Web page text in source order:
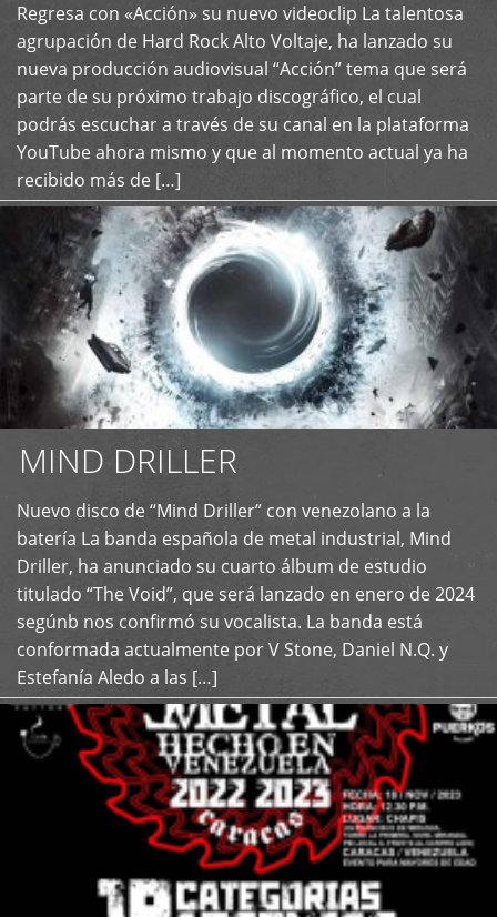
Regresa con «Acción» su nuevo videoclip La talentosa
agrupación de Hard Rock Alto Voltaje, ha lanzado su
nueva producción audiovisual “Acción” tema que será
parte de su próximo trabajo discográfico, el cual
podrás escuchar a través de su canal en la plataforma
YouTube ahora mismo y que al momento actual ya ha
recibido más de […]
+
MIND DRILLER
Nuevo disco de “Mind Driller” con venezolano a la
batería La banda española de metal industrial, Mind
Driller, ha anunciado su cuarto álbum de estudio
titulado “The Void”, que será lanzado en enero de 2024
segúnb nos confirmó su vocalista. La banda está
conformada actualmente por V Stone, Daniel N.Q. y
Estefanía Aledo a las […]
+